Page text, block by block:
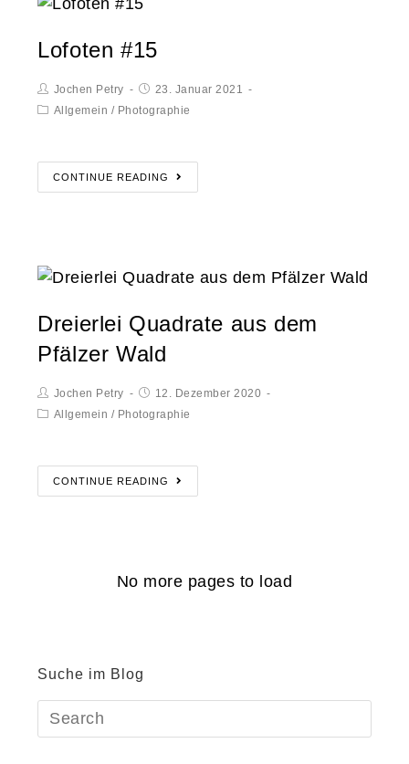
Lofoten #15
Jochen Petry
23. Januar 2021
Allgemein / Photographie
CONTINUE READING
Dreierlei Quadrate aus dem
Pfälzer Wald
Jochen Petry
12. Dezember 2020
Allgemein / Photographie
CONTINUE READING
No more pages to load
Suche im Blog